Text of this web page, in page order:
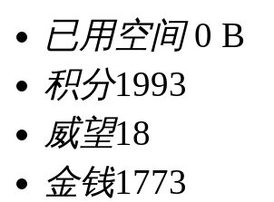
已用空间0 B
积分1993
威望18
金钱1773